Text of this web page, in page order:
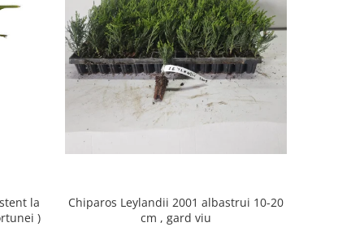
la
)
Chiparos Leylandii 2001 albastrui 10-20
cm , gard viu